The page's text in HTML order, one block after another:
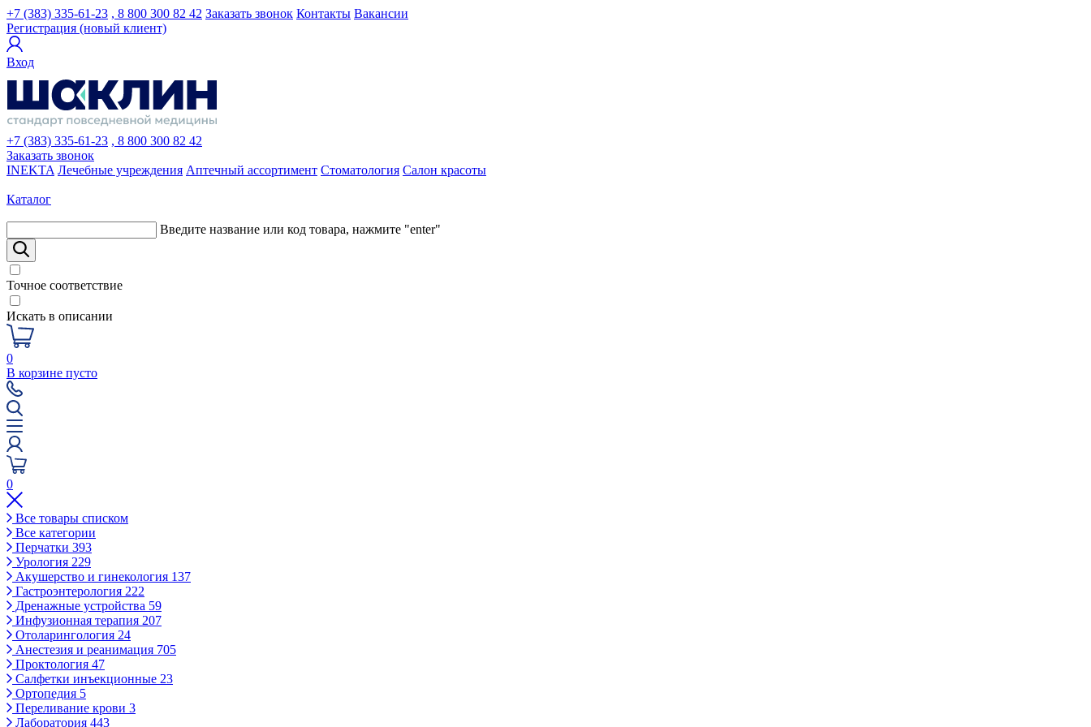
+7 (383) 335-61-23 , 8 800 300 82 42 Заказать звонок Контакты Вакансии
Регистрация (новый клиент)
Вход
+7 (383) 335-61-23 , 8 800 300 82 42
Заказать звонок
INEKTA Лечебные учреждения Аптечный ассортимент Стоматология Салон красоты
Каталог
Введите название или код товара, нажмите "enter"
Точное соответствие
Искать в описании
0
В корзине пусто
0
Все товары списком
Все категории
Перчатки 393
Урология 229
Акушерство и гинекология 137
Гастроэнтерология 222
Дренажные устройства 59
Инфузионная терапия 207
Отоларингология 24
Анестезия и реанимация 705
Проктология 47
Салфетки инъекционные 23
Ортопедия 5
Переливание крови 3
Лаборатория 443